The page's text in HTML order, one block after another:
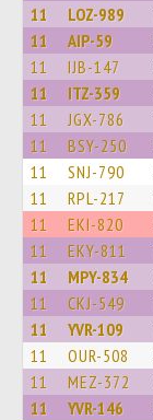
11 LOZ-989
11 AIP-59
11 IJB-147
11 ITZ-359
11 JGX-786
11 BSY-250
11 SNJ-790
11 RPL-217
11 EKI-820
11 EKY-811
11 MPY-834
11 CKJ-549
11 YVR-109
11 OUR-508
11 MEZ-372
11 YVR-146